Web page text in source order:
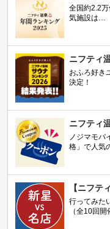
全国約2.2
気施設は…
ニフティ
おふろ好き
決定！
ニフティ
ノジマモ
格」で人気
【ニフテ
行ってみた
（全10回開